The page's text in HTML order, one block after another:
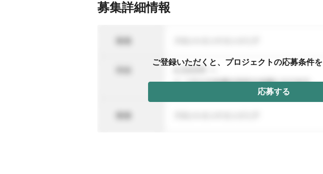
募集詳細情報
ご登録いただくと、プロジェクトの応募条件を
応募する